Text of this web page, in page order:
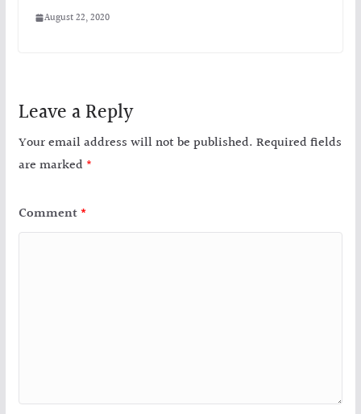
August 22, 2020
Leave a Reply
Your email address will not be published. Required fields
are marked *
Comment *